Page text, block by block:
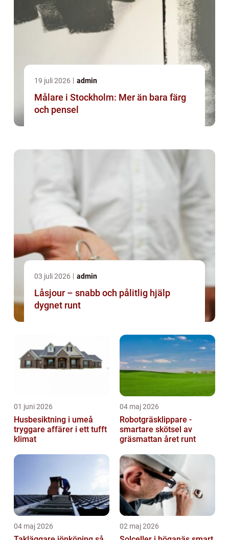
19 juli 2026 admin
Målare i Stockholm: Mer än bara färg
och pensel
03 juli 2026 admin
Låsjour – snabb och pålitlig hjälp
dygnet runt
01 juni 2026
Husbesiktning i umeå
tryggare affärer i ett tufft
klimat
04 maj 2026
Robotgräsklippare -
smartare skötsel av
gräsmattan året runt
04 maj 2026 02 maj 2026